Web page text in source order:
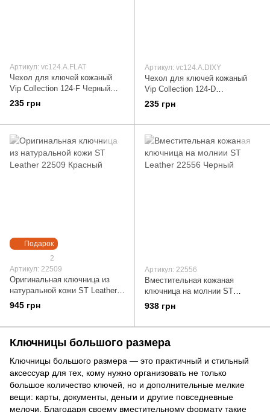
Артикул: vc124.А.FLAT
Чехол для ключей кожаный
Vip Collection 124-F Черный
124.А.FLAT
235 грн
Артикул: vc124.А.DIXY
Чехол для ключей кожаный
Vip Collection 124-D
Коричневый 124.А.DIXY
235 грн
Подарок
2
Артикул: 22509
Оригинальная ключница из
натуральной кожи ST Leather
22509 Красный
945 грн
Артикул: 22556
Вместительная кожаная
ключница на молнии ST
Leather 22556 Черный
938 грн
Ключницы большого размера
Ключницы большого размера — это практичный и стильный
аксессуар для тех, кому нужно организовать не только
большое количество ключей, но и дополнительные мелкие
вещи: карты, документы, деньги и другие повседневные
мелочи. Благодаря своему вместительному формату такие